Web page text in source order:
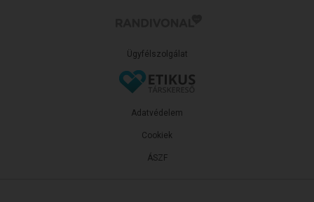
Ügyfélszolgálat
ÁSZF
Adatvédelem
Cookiek